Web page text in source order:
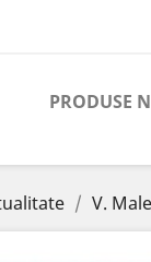
PRODUSE
V.